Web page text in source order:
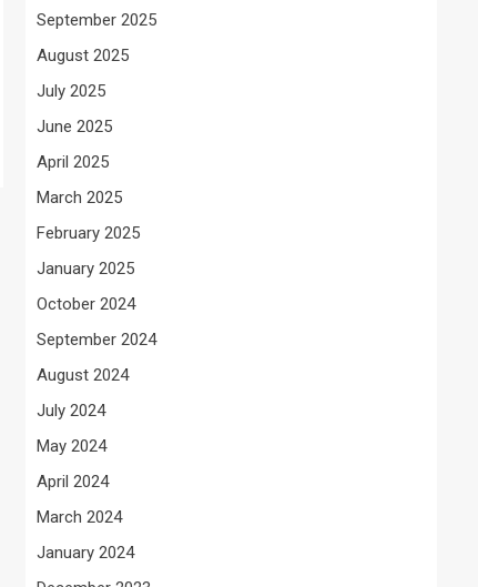
September 2025
August 2025
July 2025
June 2025
April 2025
March 2025
February 2025
January 2025
October 2024
September 2024
August 2024
July 2024
May 2024
April 2024
March 2024
January 2024